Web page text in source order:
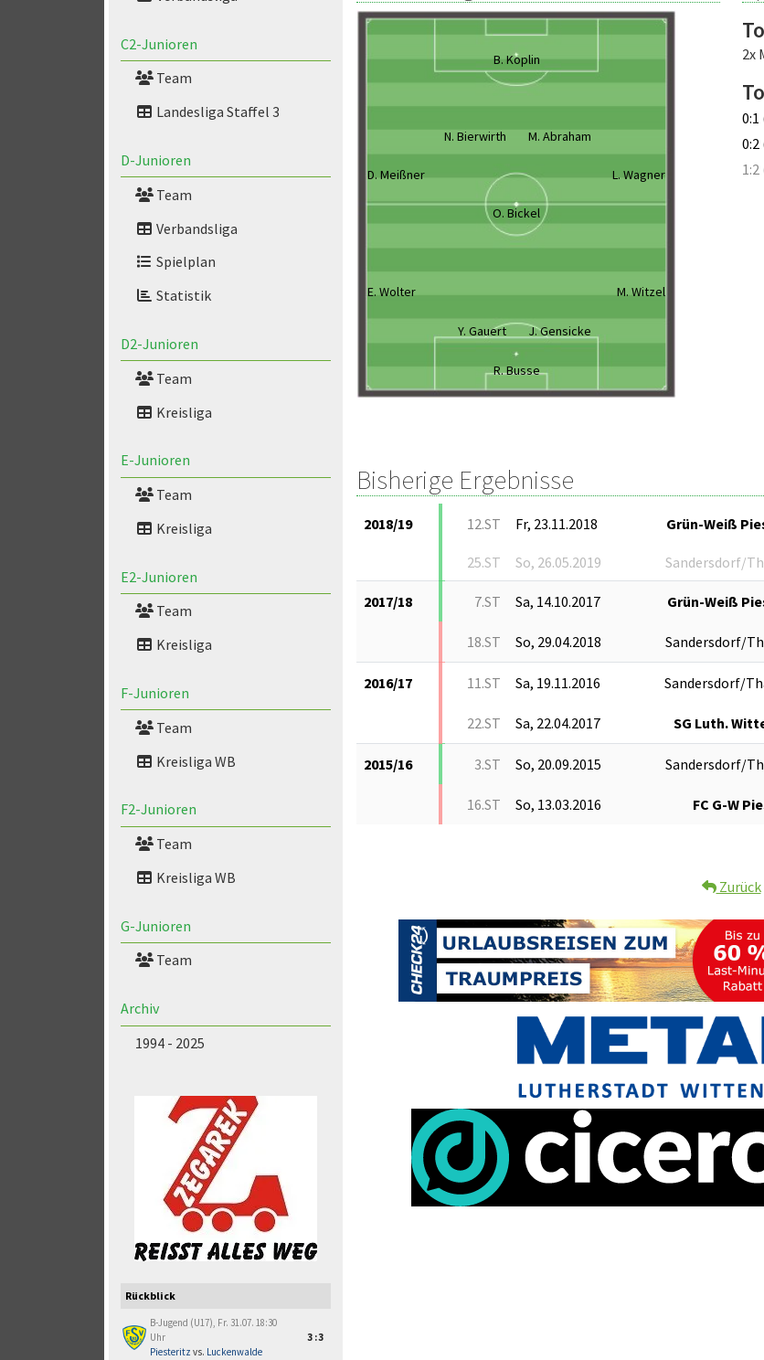
C2-Junioren
Team
Landesliga Staffel 3
D-Junioren
Team
Verbandsliga
Spielplan
Statistik
D2-Junioren
Team
Kreisliga
E-Junioren
Team
Kreisliga
E2-Junioren
Team
Kreisliga
F-Junioren
Team
Kreisliga WB
F2-Junioren
Team
Kreisliga WB
G-Junioren
Team
Archiv
1994 - 2025
Rückblick
B-Jugend (U17), Fr. 31.07. 18:30
Uhr
Piesteritz vs. Luckenwalde
3:3
B. Koplin
N. Bierwirth M. Abraham
D. Meißner L. Wagner
O. Bickel
E. Wolter M. Witzel
Y. Gauert J. Gensicke
R. Busse
2x
0:1
0:2
1:2
Bisherige Ergebnisse
2018/19 12.ST Fr, 23.11.2018 Grün-Weiß
25.ST So, 26.05.2019 Sandersdorf/
2017/18 7.ST Sa, 14.10.2017 Grün-Weiß
18.ST So, 29.04.2018 Sandersdorf/
2016/17 11.ST Sa, 19.11.2016 Sandersdorf/
22.ST Sa, 22.04.2017 SG Luth.
2015/16 3.ST So, 20.09.2015 Sandersdorf/
16.ST So, 13.03.2016 FC G-W
Zurück